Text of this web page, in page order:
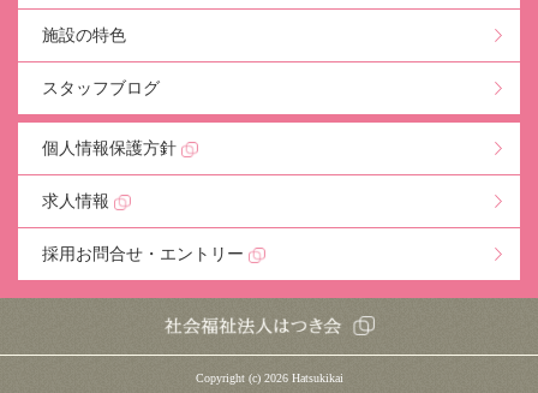
施設の特色
スタッフブログ
個人情報保護方針
求人情報
採用お問合せ・エントリー
Copyright (c) 2026 Hatsukikai